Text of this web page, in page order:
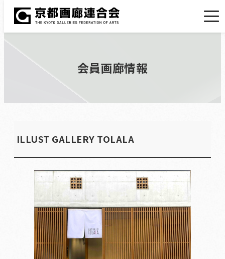
会員画廊情報
ILLUST GALLERY TOLALA